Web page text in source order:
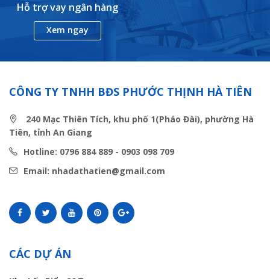
Hỗ trợ vay ngân hàng
Xem ngay
CÔNG TY TNHH BĐS PHƯỚC THỊNH HÀ TIÊN
240 Mạc Thiên Tích, khu phố 1(Pháo Đài), phường Hà
Tiên, tỉnh An Giang
Hotline: 0796 884 889 - 0903 098 709
Email: nhadathatien@gmail.com
CÁC DỰ ÁN